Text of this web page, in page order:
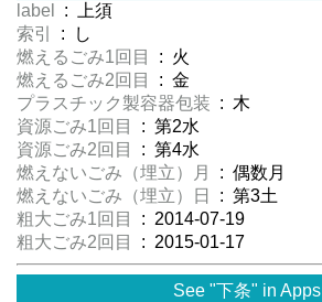
label
: 上須
索引
: し
燃えるごみ1回目
: 火
燃えるごみ2回目
: 金
プラスチック製容器包装 : 木
資源ごみ1回目
: 第2水
資源ごみ2回目
: 第4水
燃えないごみ（埋立）月
: 偶数月
燃えないごみ（埋立）日
: 第3土
粗大ごみ1回目
: 2014-07-19
粗大ごみ2回目
: 2015-01-17
See "下条" in Apps